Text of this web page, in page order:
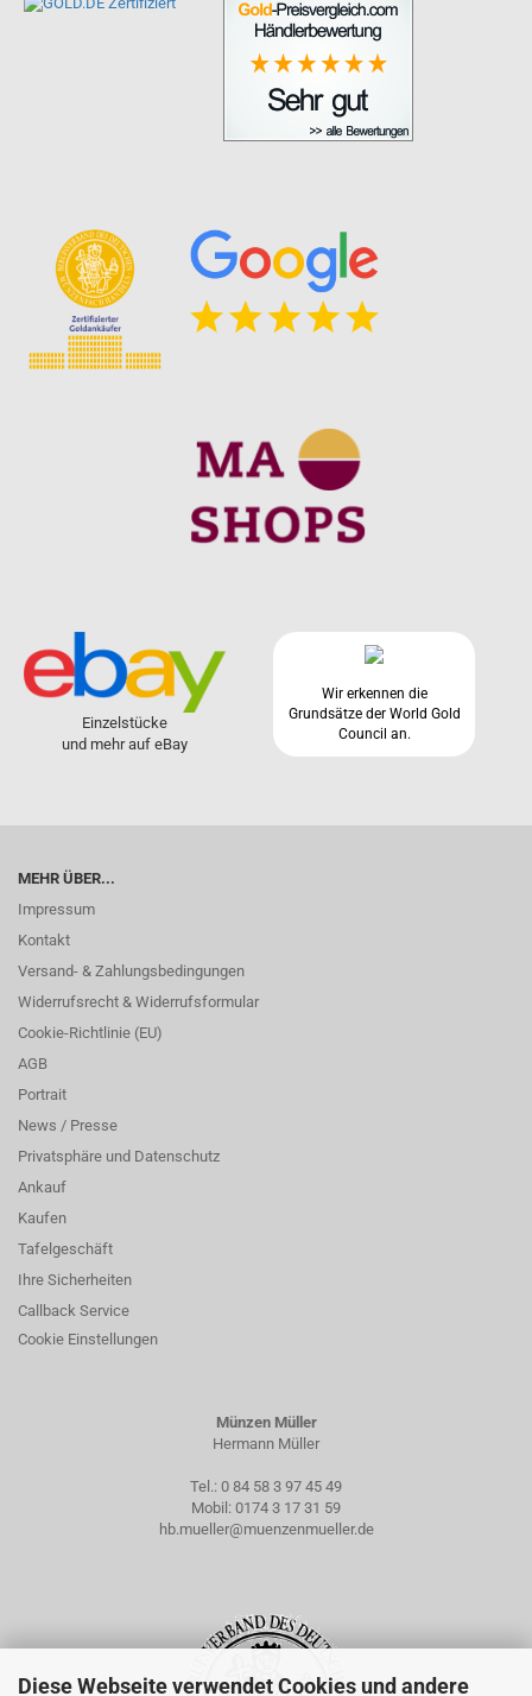
Diese Webseite verwendet Cookies und andere
Einzelstücke
und mehr auf eBay
Wir erkennen die
Grundsätze der World Gold
Council an.
MEHR ÜBER...
Impressum
Kontakt
Versand- & Zahlungsbedingungen
Widerrufsrecht & Widerrufsformular
Cookie-Richtlinie (EU)
AGB
Portrait
News / Presse
Privatsphäre und Datenschutz
Ankauf
Kaufen
Tafelgeschäft
Ihre Sicherheiten
Callback Service
Cookie Einstellungen
Münzen Müller
Hermann Müller
Tel.: 0 84 58 3 97 45 49
Mobil: 0174 3 17 31 59
hb.mueller@muenzenmueller.de